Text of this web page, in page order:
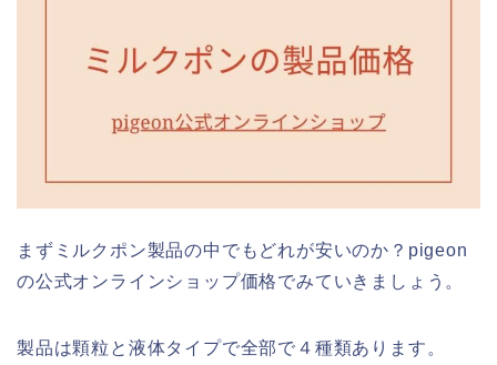
まずミルクポン製品の中でもどれが安いのか？pigeon
の公式オンラインショップ価格でみていきましょう。
製品は顆粒と液体タイプで全部で４種類あります。